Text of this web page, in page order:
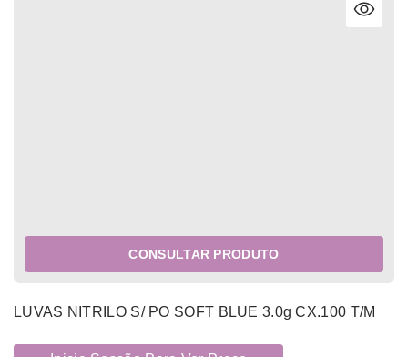
CONSULTAR PRODUTO
LUVAS NITRILO S/ PO SOFT BLUE 3.0g CX.100 T/M